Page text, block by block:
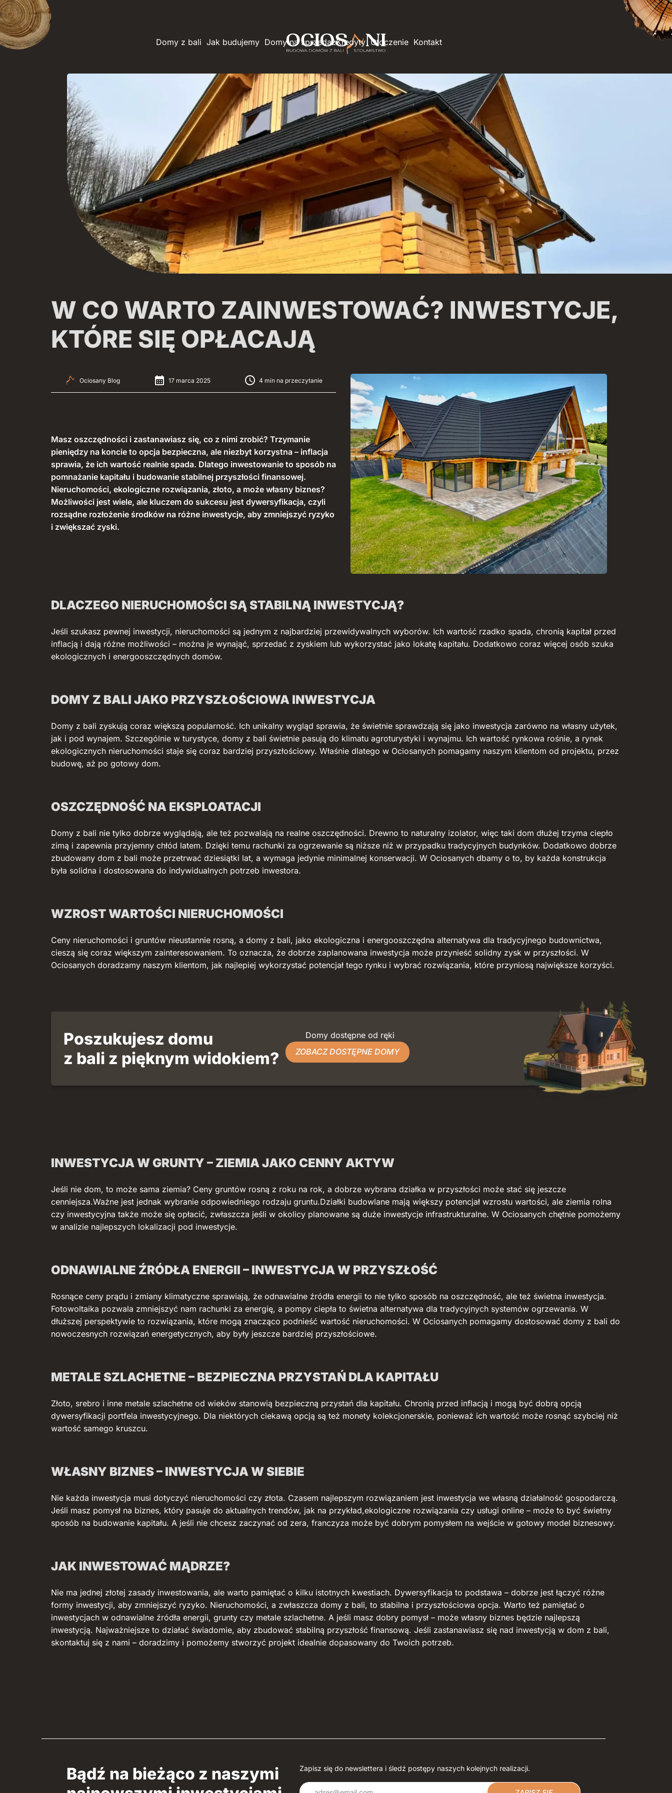
Domy z bali Jak budujemy Domy na sprzedażKredyty Otoczenie Kontakt
W CO WARTO ZAINWESTOWAĆ? INWESTYCJE,
KTÓRE SIĘ OPŁACAJĄ
Ociosany Blog 17 marca 2025 4 min na przeczytanie
Masz oszczędności i zastanawiasz się, co z nimi zrobić? Trzymanie
pieniędzy na koncie to opcja bezpieczna, ale niezbyt korzystna – inflacja
sprawia, że ich wartość realnie spada. Dlatego inwestowanie to sposób na
pomnażanie kapitału i budowanie stabilnej przyszłości finansowej.
Nieruchomości, ekologiczne rozwiązania, złoto, a może własny biznes?
Możliwości jest wiele, ale kluczem do sukcesu jest dywersyfikacja, czyli
rozsądne rozłożenie środków na różne inwestycje, aby zmniejszyć ryzyko
i zwiększać zyski.
DLACZEGO NIERUCHOMOŚCI SĄ STABILNĄ INWESTYCJĄ?
Jeśli szukasz pewnej inwestycji, nieruchomości są jednym z najbardziej przewidywalnych wyborów. Ich wartość rzadko spada, chronią kapitał przed
inflacją i dają różne możliwości – można je wynająć, sprzedać z zyskiem lub wykorzystać jako lokatę kapitału. Dodatkowo coraz więcej osób szuka
ekologicznych i energooszczędnych domów.
DOMY Z BALI JAKO PRZYSZŁOŚCIOWA INWESTYCJA
Domy z bali zyskują coraz większą popularność. Ich unikalny wygląd sprawia, że świetnie sprawdzają się jako inwestycja zarówno na własny użytek,
jak i pod wynajem. Szczególnie w turystyce, domy z bali świetnie pasują do klimatu agroturystyki i wynajmu. Ich wartość rynkowa rośnie, a rynek
ekologicznych nieruchomości staje się coraz bardziej przyszłościowy. Właśnie dlatego w Ociosanych pomagamy naszym klientom od projektu, przez
budowę, aż po gotowy dom.
OSZCZĘDNOŚĆ NA EKSPLOATACJI
Domy z bali nie tylko dobrze wyglądają, ale też pozwalają na realne oszczędności. Drewno to naturalny izolator, więc taki dom dłużej trzyma ciepło
zimą i zapewnia przyjemny chłód latem. Dzięki temu rachunki za ogrzewanie są niższe niż w przypadku tradycyjnych budynków. Dodatkowo dobrze
zbudowany dom z bali może przetrwać dziesiątki lat, a wymaga jedynie minimalnej konserwacji. W Ociosanych dbamy o to, by każda konstrukcja
była solidna i dostosowana do indywidualnych potrzeb inwestora.
WZROST WARTOŚCI NIERUCHOMOŚCI
Ceny nieruchomości i gruntów nieustannie rosną, a domy z bali, jako ekologiczna i energooszczędna alternatywa dla tradycyjnego budownictwa,
cieszą się coraz większym zainteresowaniem. To oznacza, że dobrze zaplanowana inwestycja może przynieść solidny zysk w przyszłości. W
Ociosanych doradzamy naszym klientom, jak najlepiej wykorzystać potencjał tego rynku i wybrać rozwiązania, które przyniosą największe korzyści.
Poszukujesz domu
z bali z pięknym widokiem?
Domy dostępne od ręki
ZOBACZ DOSTĘPNE DOMY
INWESTYCJA W GRUNTY – ZIEMIA JAKO CENNY AKTYW
Jeśli nie dom, to może sama ziemia? Ceny gruntów rosną z roku na rok, a dobrze wybrana działka w przyszłości może stać się jeszcze
cenniejsza.Ważne jest jednak wybranie odpowiedniego rodzaju gruntu.Działki budowlane mają większy potencjał wzrostu wartości, ale ziemia rolna
czy inwestycyjna także może się opłacić, zwłaszcza jeśli w okolicy planowane są duże inwestycje infrastrukturalne. W Ociosanych chętnie pomożemy
w analizie najlepszych lokalizacji pod inwestycje.
ODNAWIALNE ŹRÓDŁA ENERGII – INWESTYCJA W PRZYSZŁOŚĆ
Rosnące ceny prądu i zmiany klimatyczne sprawiają, że odnawialne źródła energii to nie tylko sposób na oszczędność, ale też świetna inwestycja.
Fotowoltaika pozwala zmniejszyć nam rachunki za energię, a pompy ciepła to świetna alternatywa dla tradycyjnych systemów ogrzewania. W
dłuższej perspektywie to rozwiązania, które mogą znacząco podnieść wartość nieruchomości. W Ociosanych pomagamy dostosować domy z bali do
nowoczesnych rozwiązań energetycznych, aby były jeszcze bardziej przyszłościowe.
METALE SZLACHETNE – BEZPIECZNA PRZYSTAŃ DLA KAPITAŁU
Złoto, srebro i inne metale szlachetne od wieków stanowią bezpieczną przystań dla kapitału. Chronią przed inflacją i mogą być dobrą opcją
dywersyfikacji portfela inwestycyjnego. Dla niektórych ciekawą opcją są też monety kolekcjonerskie, ponieważ ich wartość może rosnąć szybciej niż
wartość samego kruszcu.
WŁASNY BIZNES – INWESTYCJA W SIEBIE
Nie każda inwestycja musi dotyczyć nieruchomości czy złota. Czasem najlepszym rozwiązaniem jest inwestycja we własną działalność gospodarczą.
Jeśli masz pomysł na biznes, który pasuje do aktualnych trendów, jak na przykład,ekologiczne rozwiązania czy usługi online – może to być świetny
sposób na budowanie kapitału. A jeśli nie chcesz zaczynać od zera, franczyza może być dobrym pomysłem na wejście w gotowy model biznesowy.
JAK INWESTOWAĆ MĄDRZE?
Nie ma jednej złotej zasady inwestowania, ale warto pamiętać o kilku istotnych kwestiach. Dywersyfikacja to podstawa – dobrze jest łączyć różne
formy inwestycji, aby zmniejszyć ryzyko. Nieruchomości, a zwłaszcza domy z bali, to stabilna i przyszłościowa opcja. Warto też pamiętać o
inwestycjach w odnawialne źródła energii, grunty czy metale szlachetne. A jeśli masz dobry pomysł – może własny biznes będzie najlepszą
inwestycją. Najważniejsze to działać świadomie, aby zbudować stabilną przyszłość finansową. Jeśli zastanawiasz się nad inwestycją w dom z bali,
skontaktuj się z nami – doradzimy i pomożemy stworzyć projekt idealnie dopasowany do Twoich potrzeb.
Bądź na bieżąco z naszymi
Zapisz się do newslettera i śledź postępy naszych kolejnych realizacji.